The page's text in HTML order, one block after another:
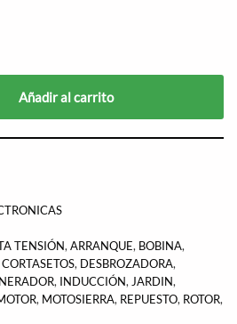
Añadir al carrito
TENSIÓN, ARRANQUE, BOBINA,
CORTASETOS, DESBROZADORA,
, INDUCCIÓN, JARDIN,
, MOTOSIERRA, REPUESTO, ROTOR,